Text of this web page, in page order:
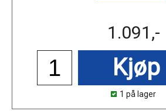
1.091,-
Kjøp
1 på lager